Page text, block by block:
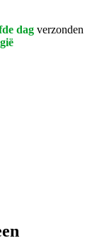
dag verzonden